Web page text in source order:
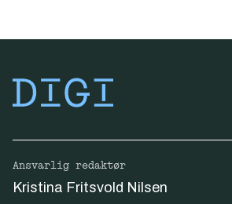
Ansvarlig redaktør
Kristina Fritsvold Nilsen